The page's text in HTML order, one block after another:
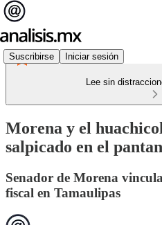
Suscribirse Iniciar sesión
Lee sin
Morena y el
salpicado en el
Senador de Morena
fiscal en Tamaulipas